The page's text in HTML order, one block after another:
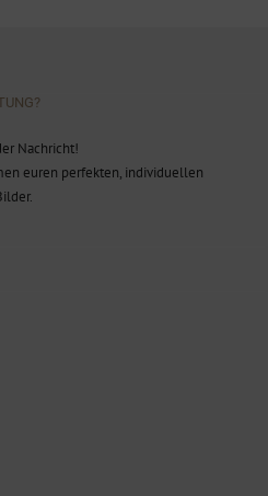
Nachricht!
euren perfekten, individuellen